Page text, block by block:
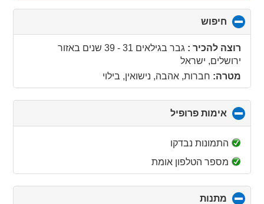
חיפוש
to
collapse
contents
רוצה להכיר : גבר בגילאים 31 - 39 שנים
באזור
ירושלים, ישראל
מטרה: חברות, אהבה, נישואין, בילוי
אימות פרופיל
to
התמונות נבדקו
מספר הטלפון אומת
מתנות